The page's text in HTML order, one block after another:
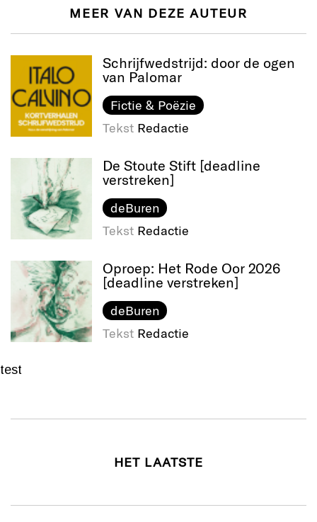
MEER VAN DEZE AUTEUR
Schrijfwedstrijd: door de ogen
van Palomar
Fictie & Poëzie
Tekst Redactie
De Stoute Stift [deadline
verstreken]
deBuren
Tekst Redactie
Oproep: Het Rode Oor 2026
[deadline verstreken]
deBuren
Tekst Redactie
test
HET LAATSTE